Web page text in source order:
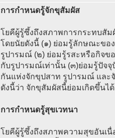
การกำหนดรู้จักขุสัมผัส
โยคีผู้รู้ซึ้งถึงสภาพการกระทบสั
โดยนัยดังนี้ (๑) ย่อมรู้ลักษณะขอ
รูปารมณ์ (๒) ย่อมรู้รสะหรือกิจข
กับรูปารมณ์เท่านั้น (๓)ย่อมรู้ปัจจุ
กันแห่งจักขุปสาท รูปารมณ์ แล
ดังนี้ว่า จักขุสัมผัสนี้ย่อมเกิดขึ้นไ
การกำหนดรู้สุขเวทนา
โยคีผู้รู้ซึ้งถึงสภาพความสุขอันเนื่